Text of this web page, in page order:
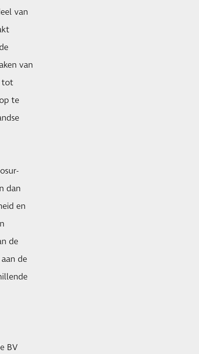
van
van
tot
te
dan
en
de
de
BV